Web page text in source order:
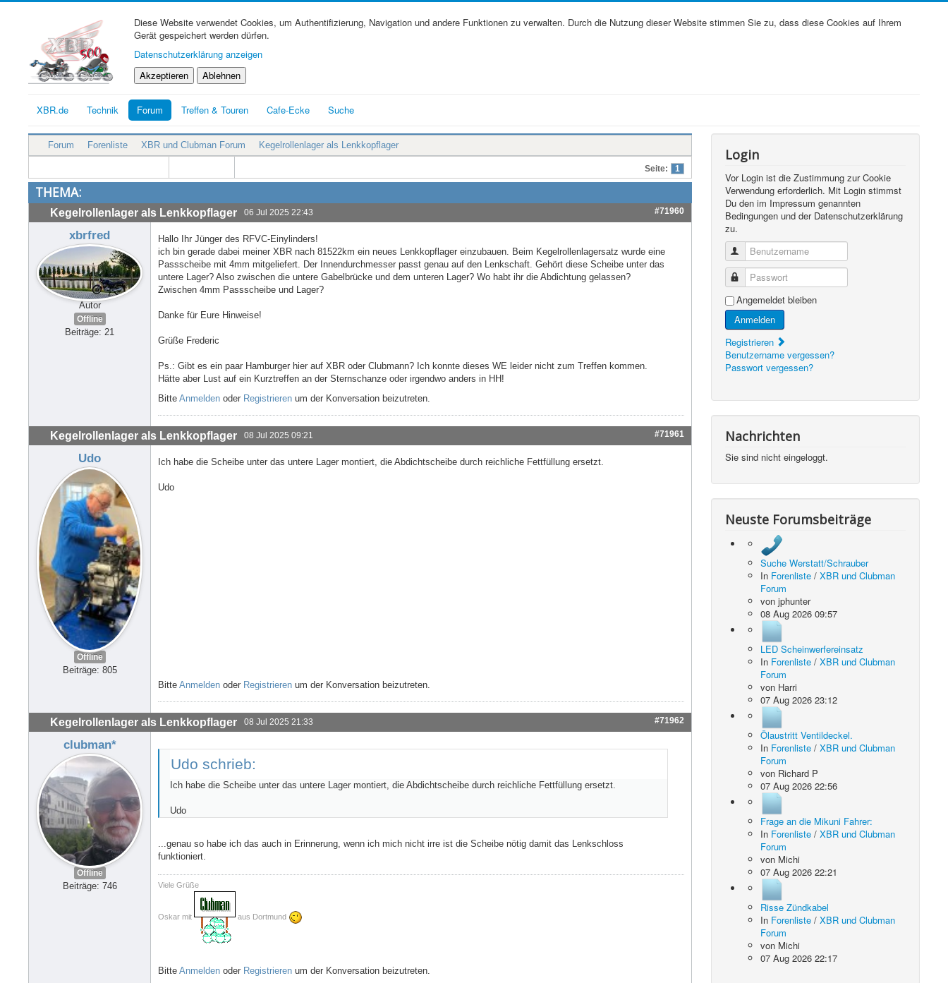
Diese Website verwendet Cookies, um Authentifizierung, Navigation und andere Funktionen zu verwalten. Durch die Nutzung dieser Website stimmen Sie zu, dass diese Cookies auf Ihrem
Gerät gespeichert werden dürfen.
Datenschutzerklärung anzeigen
Akzeptieren
Ablehnen
XBR.de Technik Forum Treffen & Touren Cafe-Ecke Suche
Forum Forenliste XBR und Clubman Forum Kegelrollenlager als Lenkkopflager
Seite: 1
THEMA:
Kegelrollenlager als Lenkkopflager 06 Jul 2025 22:43 #71960
xbrfred
Autor
Offline
Beiträge: 21
Hallo Ihr Jünger des RFVC-Einylinders!
ich bin gerade dabei meiner XBR nach 81522km ein neues Lenkkopflager einzubauen. Beim Kegelrollenlagersatz wurde eine
Passscheibe mit 4mm mitgeliefert. Der Innendurchmesser passt genau auf den Lenkschaft. Gehört diese Scheibe unter das
untere Lager? Also zwischen die untere Gabelbrücke und dem unteren Lager? Wo habt ihr die Abdichtung gelassen?
Zwischen 4mm Passscheibe und Lager?
Danke für Eure Hinweise!
Grüße Frederic
Ps.: Gibt es ein paar Hamburger hier auf XBR oder Clubmann? Ich konnte dieses WE leider nicht zum Treffen kommen.
Hätte aber Lust auf ein Kurztreffen an der Sternschanze oder irgendwo anders in HH!
Bitte Anmelden oder Registrieren um der Konversation beizutreten.
Kegelrollenlager als Lenkkopflager 08 Jul 2025 09:21 #71961
Udo
Offline
Beiträge: 805
Ich habe die Scheibe unter das untere Lager montiert, die Abdichtscheibe durch reichliche Fettfüllung ersetzt.
Udo
Bitte Anmelden oder Registrieren um der Konversation beizutreten.
Kegelrollenlager als Lenkkopflager 08 Jul 2025 21:33 #71962
clubman*
Offline
Beiträge: 746
Udo schrieb:
Ich habe die Scheibe unter das untere Lager montiert, die Abdichtscheibe durch reichliche Fettfüllung ersetzt.
Udo
...genau so habe ich das auch in Erinnerung, wenn ich mich nicht irre ist die Scheibe nötig damit das Lenkschloss
funktioniert.
Viele Grüße
Oskar mit aus Dortmund
Bitte Anmelden oder Registrieren um der Konversation beizutreten.
Login
Vor Login ist die Zustimmung zur Cookie
Verwendung erforderlich. Mit Login stimmst
Du den im Impressum genannten
Bedingungen und der Datenschutzerklärung
zu.
Benutzername
Passwort
Angemeldet bleiben
Anmelden
Registrieren
Benutzername vergessen?
Passwort vergessen?
Nachrichten
Sie sind nicht eingeloggt.
Neuste Forumsbeiträge
Suche Werstatt/Schrauber
In Forenliste /XBR und Clubman
Forum
vonjphunter
08 Aug 2026 09:57
LED Scheinwerfereinsatz
In Forenliste /XBR und Clubman
Forum
von Harri
07 Aug 2026 23:12
Ölaustritt Ventildeckel.
In Forenliste /XBR und Clubman
Forum
von Richard P
07 Aug 2026 22:56
Frage an die Mikuni Fahrer:
In Forenliste /XBR und Clubman
Forum
von Michi
07 Aug 2026 22:21
Risse Zündkabel
In Forenliste /XBR und Clubman
Forum
von Michi
07 Aug 2026 22:17